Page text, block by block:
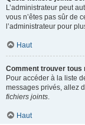
L’administrateur peut
vous n’êtes pas sûr de
l’administrateur pour
Haut
Comment trouver tous
Pour accéder à la liste
messages privés, allez
fichiers joints.
Haut